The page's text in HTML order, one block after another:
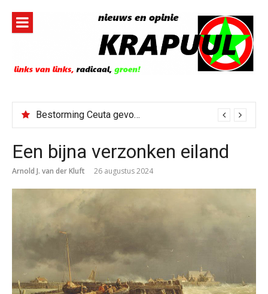
inhoud
Bestorming Ceuta gevolg van op sociale media verspreide hoax?
Een bijna verzonken eiland
Arnold J. van der Kluft 26 augustus 2024